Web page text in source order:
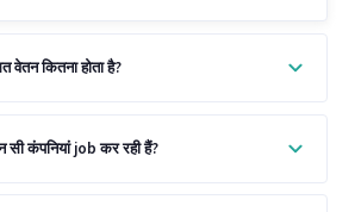
कितना होता है?
कंपनियां job कर रही हैं?